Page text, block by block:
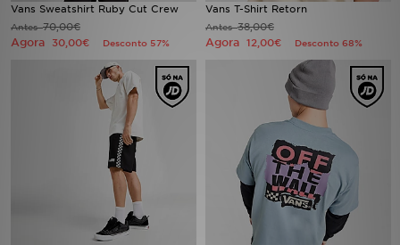
Vans Sweatshirt Ruby Cut Crew
Antes70,00€
Agora 30,00€ Desconto 57%
Vans T-Shirt Retorn
Antes38,00€
Agora 12,00€ Desconto 68%
BLOG
SUBSCREVE
ESTADO DO TEU PEDIDO
ATENÇÃO AO CLIENTE
FAZ DOWNLOAD DA APP
TRABALHA CONNOSCO